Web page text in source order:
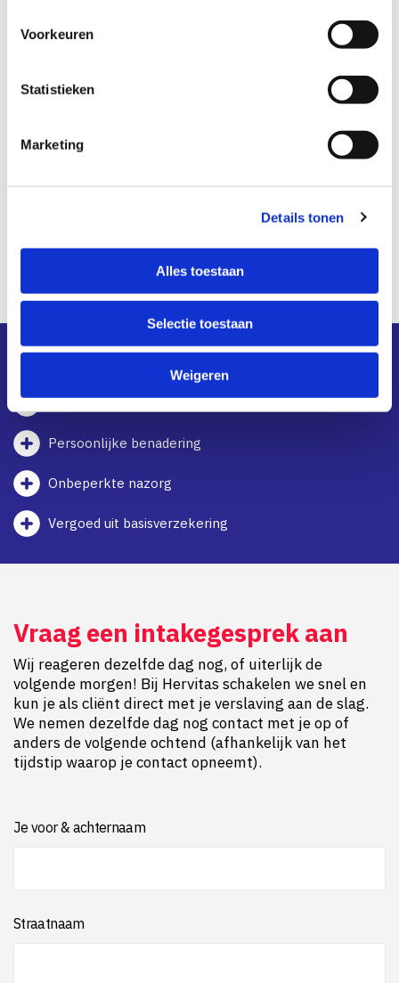
t
Voorkeuren
Statistieken
Marketing
Details tonen
Alles toestaan
Selectie toestaan
Weigeren
Waarom Hervitas
Kleine groepen
Persoonlijke benadering
Onbeperkte nazorg
Vergoed uit basisverzekering
Vraag een intakegesprek aan
Wij reageren dezelfde dag nog, of uiterlijk de
volgende morgen! Bij Hervitas schakelen we snel en
kun je als cliënt direct met je verslaving aan de slag.
We nemen dezelfde dag nog contact met je op of
anders de volgende ochtend (afhankelijk van het
tijdstip waarop je contact opneemt).
Je voor & achternaam
Straatnaam